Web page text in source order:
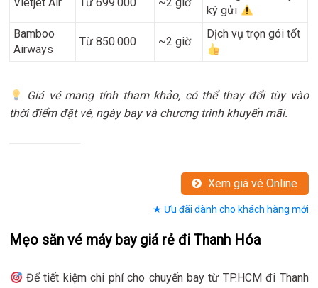
ký gửi
Bamboo
Airways
Từ 850.000 ~2 giờ
Dịch vụ trọn gói tốt
Giá vé mang tính tham khảo, có thể thay đổi tùy vào
thời điểm đặt vé, ngày bay và chương trình khuyến mãi.
Xem giá vé Online
★ Ưu đãi dành cho khách hàng mới
Mẹo săn vé máy bay giá rẻ đi Thanh Hóa
Để tiết kiệm chi phí cho chuyến bay từ TP.HCM đi Thanh